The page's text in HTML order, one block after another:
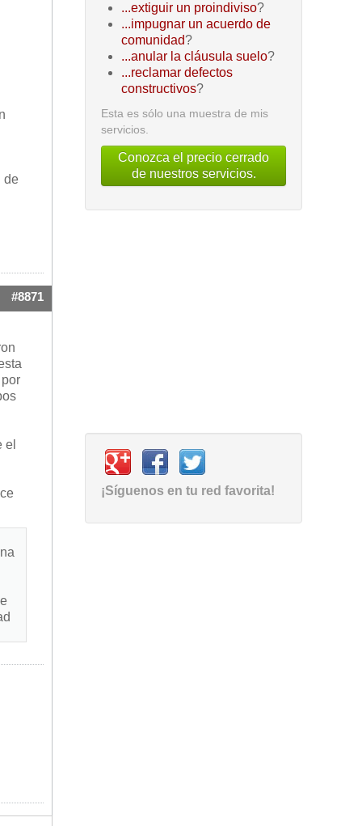
de
#8871
el
...extiguir un proindiviso?
...impugnar un acuerdo de
comunidad?
...anular la cláusula suelo?
...reclamar defectos
constructivos?
Esta es sólo una muestra de mis
servicios.
Conozca el precio cerrado
de nuestros servicios.
¡Síguenos en tu red favorita!